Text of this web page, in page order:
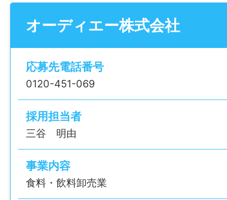
経験
年齢制限
〜59歳(定年制度を上限とするため)
学歴
不問
免許・資格
フォークリフト運転技能者(あれば尚可)
オーディエー株式会社
応募先電話番号
0120-451-069
採用担当者
三谷 明由
事業内容
食料・飲料卸売業